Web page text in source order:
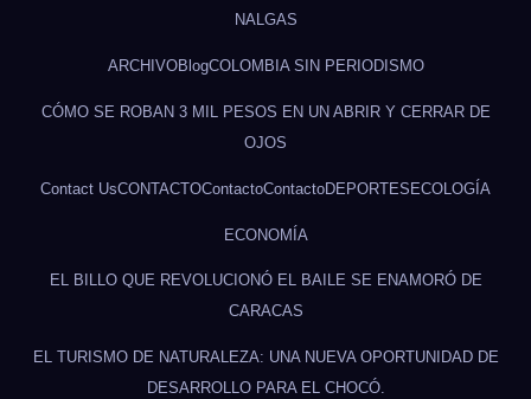
NALGAS
ARCHIVOBlogCOLOMBIA SIN PERIODISMO
CÓMO SE ROBAN 3 MIL PESOS EN UN ABRIR Y CERRAR DE
OJOS
Contact UsCONTACTOContactoContactoDEPORTES ECOLOGÍA
ECONOMÍA
EL BILLO QUE REVOLUCIONÓ EL BAILE SE ENAMORÓ DE
CARACAS
EL TURISMO DE NATURALEZA: UNA NUEVA OPORTUNIDAD DE
DESARROLLO PARA EL CHOCÓ.